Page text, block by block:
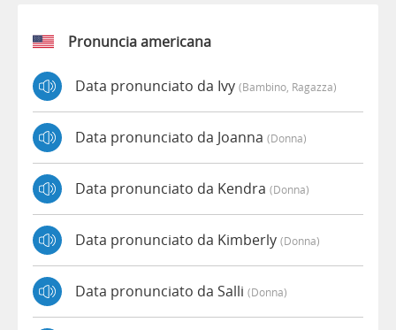
Pronuncia americana
Data pronunciato da Ivy (bambino, Ragazza)
Data pronunciato da Joanna (donna)
Data pronunciato da Kendra (donna)
Data pronunciato da Kimberly (donna)
Data pronunciato da Salli (donna)